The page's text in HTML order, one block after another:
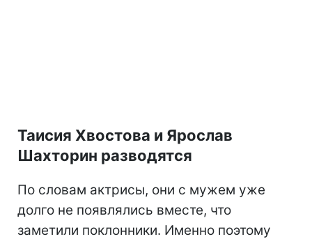
Таисия Хвостова и Ярослав
Шахторин разводятся
По словам актрисы, они с мужем уже
долго не появлялись вместе, что
заметили поклонники. Именно поэтому